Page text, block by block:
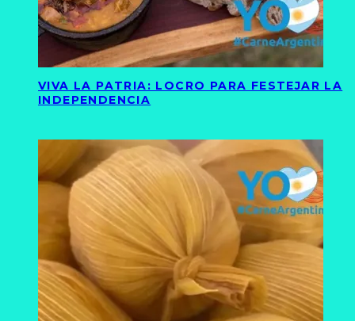
VIVA LA PATRIA: LOCRO PARA FESTEJAR LA
INDEPENDENCIA